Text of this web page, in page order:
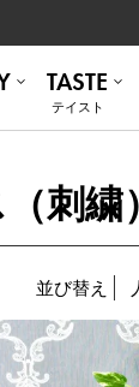
TASTE
テイスト
かわいい
（刺
並び替え